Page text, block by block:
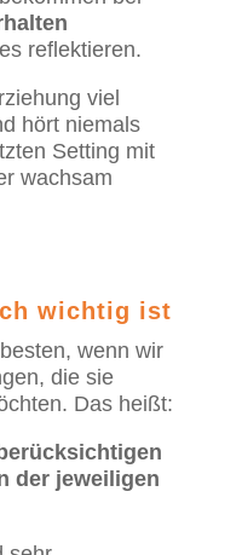
reflektieren.
viel
hört niemals
Setting mit
wachsam
wichtig ist
wenn wir
die sie
Das heißt:
der jeweiligen